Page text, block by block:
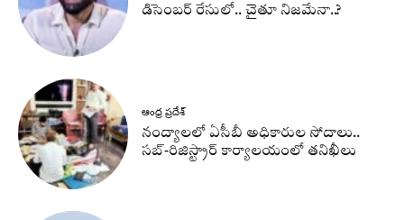
డిసెంబర్ రేసులో.. చైతూ నిజమేనా..?
ఆంధ్ర ప్రదేశ్
నంద్యాలలో ఏసీబీ అధికారుల సోదాలు..
సబ్-రిజిస్ట్రార్ కార్యాలయంలో తనిఖీలు